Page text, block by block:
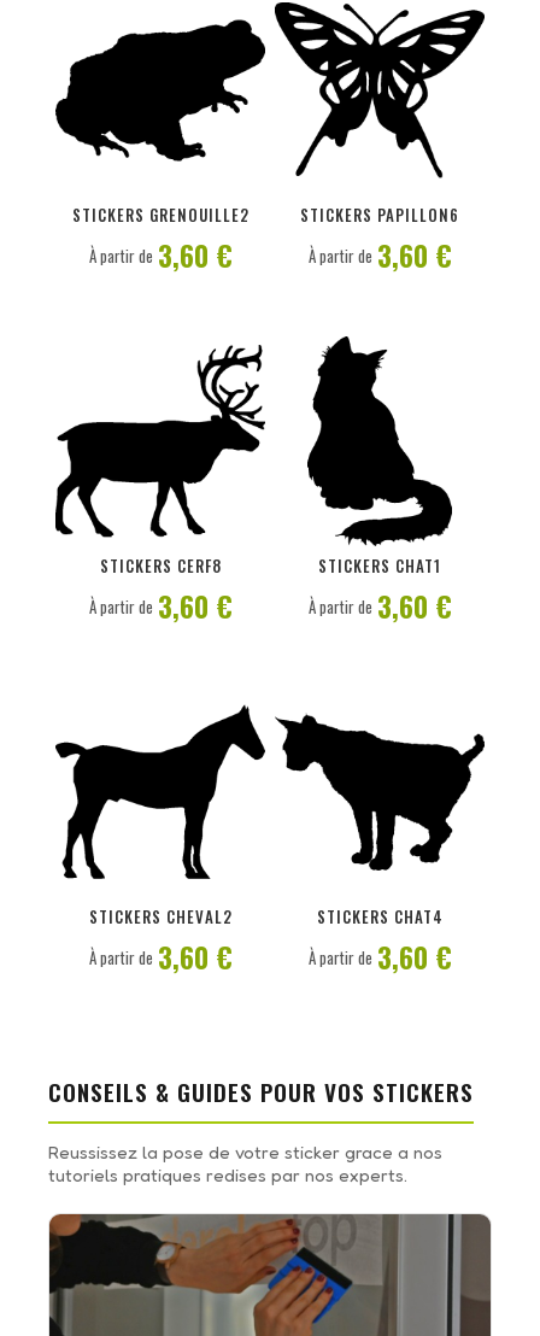
STICKERS GRENOUILLE2
À partir de 3,60 €
STICKERS PAPILLON6
À partir de 3,60 €
STICKERS CERF8
PERSONNALISER
À partir de 3,60 €
STICKERS CHAT1
PERSONNALISER
À partir de 3,60 €
STICKERS CHEVAL2
À partir de 3,60 €
STICKERS CHAT4
À partir de 3,60 €
CONSEILS & GUIDES POUR VOS STICKERS
Reussissez la pose de votre sticker grace a nos
tutoriels pratiques redises par nos experts.